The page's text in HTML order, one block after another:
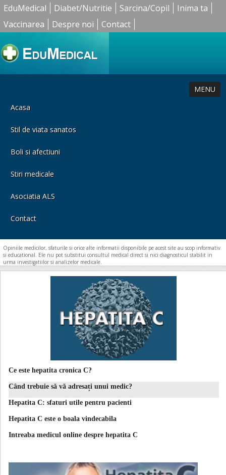
EduMedical Diabet/Nutritie Sarcina/Copil
Inima ta
Vaccinarea
Despre noi Contact
MENU
Acasa
Stil de viata sanatos
Boli si afectiuni
Stiri medicale
Asociatia ALS
Contact
Opiniile medicilor, sfaturile si orice alte informatii disponibile pe acest site au scop informativ
si educational. Ele nu pot substitui consultul medical direct si nici diagnosticul stabilit in
urma investigatiilor si analizelor medicale.
Ce este hepatita cronica C?
Când trebuie să vă adresați unui medic?
Hepatita C: sfaturi utile pentru pacienti
Hepatita C este o boala vindecabila
Intreaba medicul online despre hepatita C